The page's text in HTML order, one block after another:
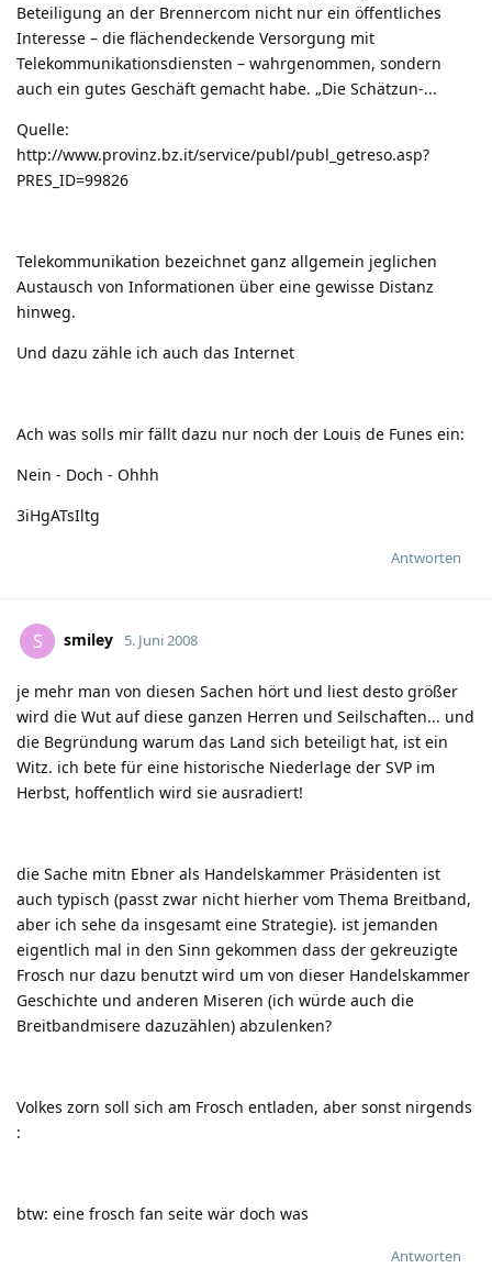
Beteiligung an der Brennercom nicht nur ein öffentliches
Interesse – die flächendeckende Versorgung mit
Telekommunikationsdiensten – wahrgenommen, sondern
auch ein gutes Geschäft gemacht habe. „Die Schätzun-...
Quelle:
http://www.provinz.bz.it/service/publ/publ_getreso.asp?
PRES_ID=99826
Telekommunikation bezeichnet ganz allgemein jeglichen
Austausch von Informationen über eine gewisse Distanz
hinweg.
Und dazu zähle ich auch das Internet
Ach was solls mir fällt dazu nur noch der Louis de Funes ein:
Nein - Doch - Ohhh
3iHgATsIltg
Antworten
S smiley 5. Juni 2008
je mehr man von diesen Sachen hört und liest desto größer
wird die Wut auf diese ganzen Herren und Seilschaften... und
die Begründung warum das Land sich beteiligt hat, ist ein
Witz. ich bete für eine historische Niederlage der SVP im
Herbst, hoffentlich wird sie ausradiert!
die Sache mitn Ebner als Handelskammer Präsidenten ist
auch typisch (passt zwar nicht hierher vom Thema Breitband,
aber ich sehe da insgesamt eine Strategie). ist jemanden
eigentlich mal in den Sinn gekommen dass der gekreuzigte
Frosch nur dazu benutzt wird um von dieser Handelskammer
Geschichte und anderen Miseren (ich würde auch die
Breitbandmisere dazuzählen) abzulenken?
Volkes zorn soll sich am Frosch entladen, aber sonst nirgends
:
btw: eine frosch fan seite wär doch was
Antworten